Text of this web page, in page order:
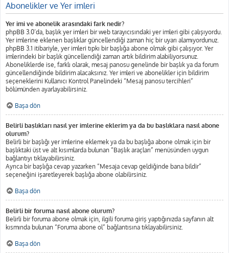
Abonelikler ve Yer imleri
Yer imi ve abonelik arasındaki fark nedir?
phpBB 3.0’da, başlık yer imleri bir web tarayıcısındaki yer imleri gibi çalışıyordu.
Yer imlerine eklenen başlıklar güncellendiği zaman hiç bir uyarı alamıyordunuz.
phpBB 3.1 itibariyle, yer imleri tıpkı bir başlığa abone olmak gibi çalışıyor. Yer
imlerindeki bir başlık güncellendiği zaman artık bildirim alabiliyorsunuz.
Aboneliklerde ise, farklı olarak, mesaj panosu genelinde bir başlık ya da forum
güncellendiğinde bildirim alacaksınız. Yer imleri ve abonelikler için bildirim
seçeneklerini Kullanıcı Kontrol Panelindeki “Mesaj panosu tercihleri”
bölümünden ayarlayabilirsiniz.
Başa dön
Belirli başlıkları nasıl yer imlerine eklerim ya da bu başlıklara nasıl abone
olurum?
Belirli bir başlığı yer imlerine eklemek ya da bu başlığa abone olmak için bir
başlıktaki üst ve alt kısımlarda bulunan “Başlık araçları” menüsünden uygun
bağlantıyı tıklayabilirsiniz.
Ayrıca bir başlığa cevap yazarken “Mesaja cevap geldiğinde bana bildir”
seçeneğini işaretleyerek başlığa abone olabilirsiniz.
Başa dön
Belirli bir foruma nasıl abone olurum?
Belirli bir foruma abone olmak için, ilgili foruma giriş yaptığınızda sayfanın alt
kısmında bulunan “Foruma abone ol” bağlantısına tıklayabilirsiniz.
Başa dön